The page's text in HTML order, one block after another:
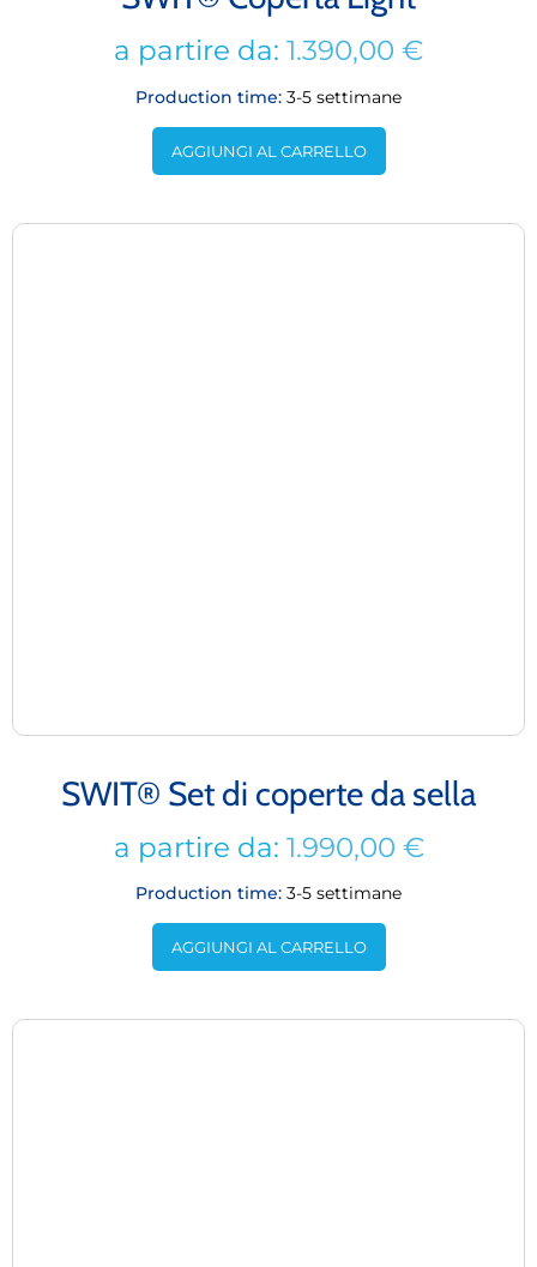
a partire da: 1.390,00 €
Production time: 3-5 settimane
AGGIUNGI AL CARRELLO
SWIT® Set di coperte da sella
a partire da: 1.990,00 €
Production time: 3-5 settimane
AGGIUNGI AL CARRELLO